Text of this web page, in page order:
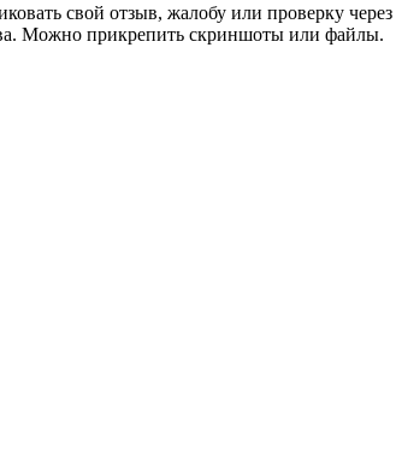
свой отзыв, жалобу или проверку через
Можно прикрепить скриншоты или файлы.